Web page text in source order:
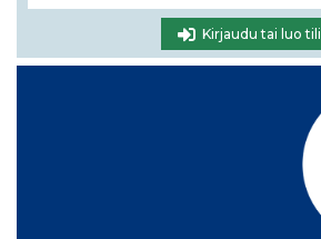
Kirjaudu tai luo tili